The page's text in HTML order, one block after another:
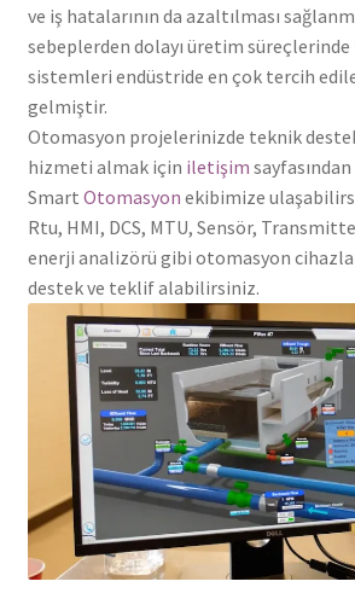
ve iş hatalarının da azaltılması
sebeplerden dolayı üretim süreçlerinde
sistemleri endüstride en çok tercih
gelmiştir.
Otomasyon projelerinizde teknik
hizmeti almak için iletişim
Smart Otomasyon ekibimize
Rtu, HMI, DCS, MTU, Sensör,
enerji analizörü gibi otomasyon
destek ve teklif alabilirsiniz.